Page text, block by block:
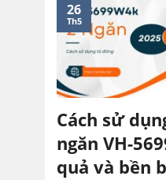
Cách sử
ngăn VH-
quả và bền
26
Th5